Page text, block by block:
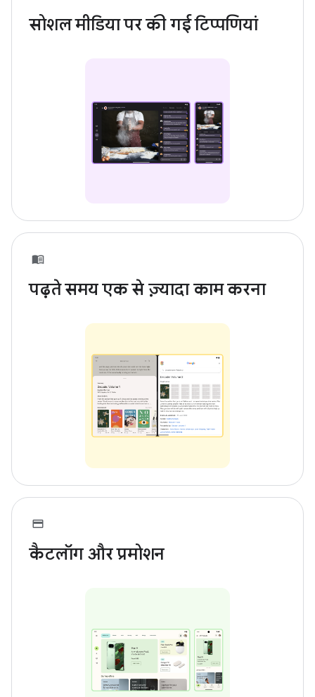
सोशल मीडिया पर की गई टिप्पणियां
पढ़ते समय एक से ज़्यादा काम करना
कैटलॉग और प्रमोशन